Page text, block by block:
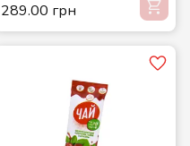
289.00 грн